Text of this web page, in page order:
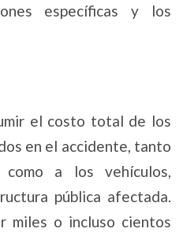
específicas y los
el costo total de los
en el accidente, tanto
a los vehículos,
pública afectada.
miles o incluso cientos